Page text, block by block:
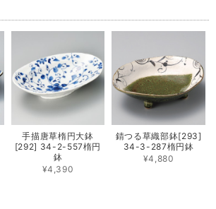
手描唐草楕円大鉢
[292] 34-2-557楕円
鉢
¥4,390
錆つる草織部鉢[293]
34-3-287楕円鉢
¥4,880